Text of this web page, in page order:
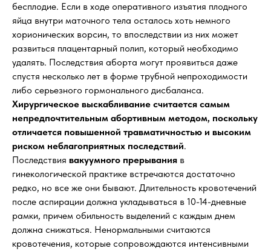
бесплодие. Если в ходе оперативного изъятия плодного
яйца внутри маточного тела осталось хоть немного
хорионических ворсин, то впоследствии из них может
развиться плацентарный полип, который необходимо
удалять. Последствия аборта могут проявиться даже
спустя несколько лет в форме трубной непроходимости
либо серьезного гормонального дисбаланса.
Хирургическое выскабливание считается самым
непредпочтительным абортивным методом, поскольку
отличается повышенной травматичностью и высоким
риском неблагоприятных последствий.
Последствия вакуумного прерывания в
гинекологической практике встречаются достаточно
редко, но все же они бывают. Длительность кровотечений
после аспирации должна укладываться в 10-14-дневные
рамки, причем обильность выделений с каждым днем
должна снижаться. Ненормальными считаются
кровотечения, которые сопровождаются интенсивными